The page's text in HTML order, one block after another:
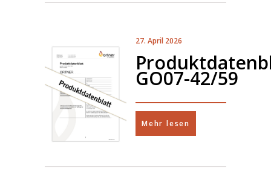
27. April 2026
GO07-42/59
Mehr lesen